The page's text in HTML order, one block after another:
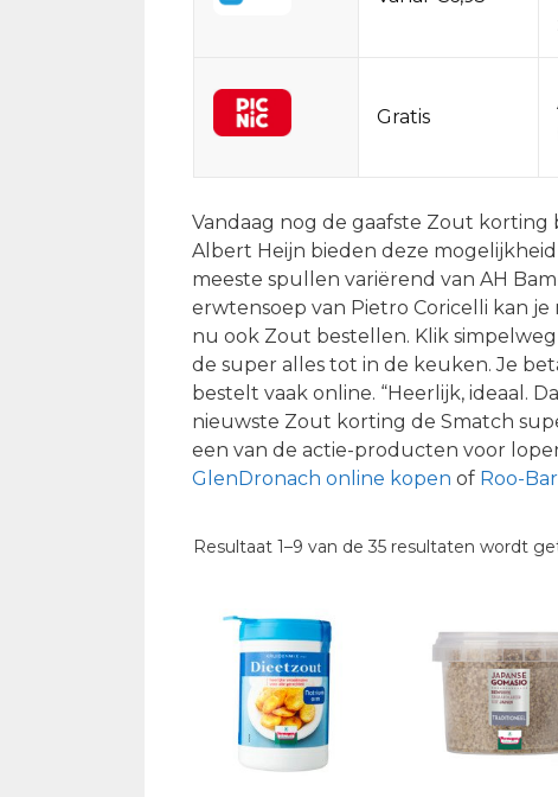
Gratis
Vandaag nog de gaafste Zout
Albert Heijn bieden deze
meeste spullen variërend van AH
erwtensoep van Pietro Coricelli kan
nu ook Zout bestellen. Klik
de super alles tot in de keuken. Je
bestelt vaak online. “Heerlijk, ideaal.
nieuwste Zout korting de Smatch
een van de actie-producten voor
GlenDronach online kopen of Roo-
Resultaat 1–9 van de 35 resultaten wordt